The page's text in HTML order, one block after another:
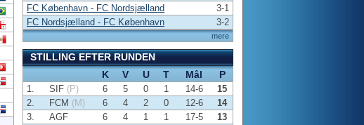
mere
FC København - FC Nordsjælland
3-1
FC Nordsjælland - FC København
3-2
STILLING EFTER RUNDEN
K
V U T Mål P
1. SIF (P) 6 5 0 1 14-6
15
2.
FCM (M) 6 4 2 0 12-6
14
3.
AGF 6 4 1 1 17-5
13